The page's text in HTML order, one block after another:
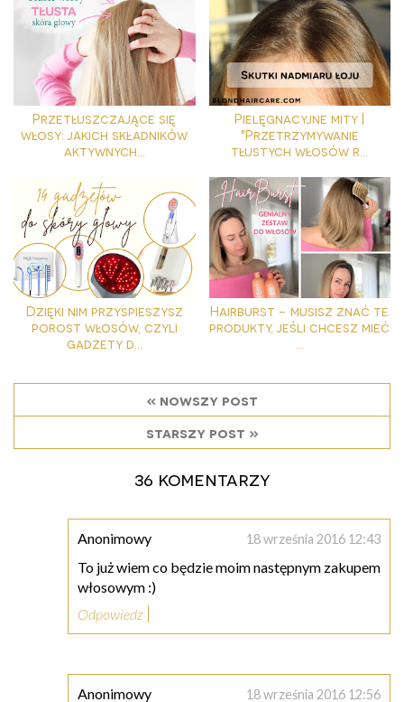
Przetłuszczające się
włosy: jakich składników
aktywnych...
Pielęgnacyjne mity |
"Przetrzymywanie
tłustych włosów r...
Dzięki nim przyspieszysz
porost włosów, czyli
gadżety d...
Hairburst - musisz znać te
produkty, jeśli chcesz mieć
« nowszy post
starszy post »
36 komentarzy
Anonimowy 18 września 2016 12:43
To już wiem co będzie moim następnym zakupem
włosowym :)
Odpowiedz
Anonimowy 18 września 2016 12:56